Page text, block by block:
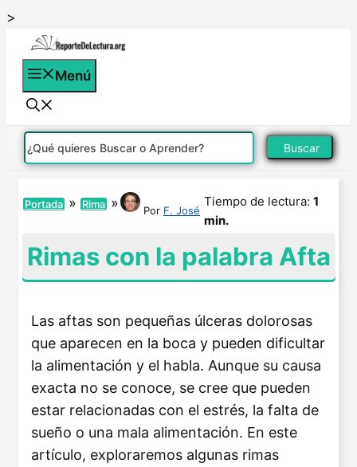
>
contenido
Menú
Buscar
Portada » Rima » Por F. José
Tiempo de lectura: 1
min.
Rimas con la palabra Afta
Las aftas son pequeñas úlceras dolorosas
que aparecen en la boca y pueden dificultar
la alimentación y el habla. Aunque su causa
exacta no se conoce, se cree que pueden
estar relacionadas con el estrés, la falta de
sueño o una mala alimentación. En este
artículo, exploraremos algunas rimas